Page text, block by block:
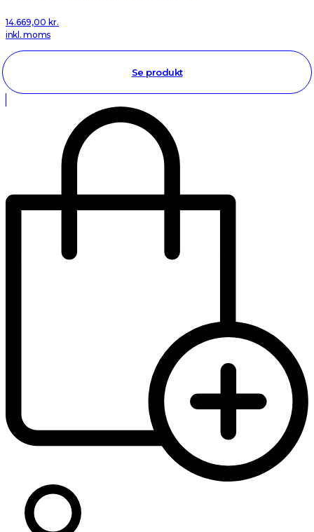
14.669,00 kr.
inkl. moms
Se produkt